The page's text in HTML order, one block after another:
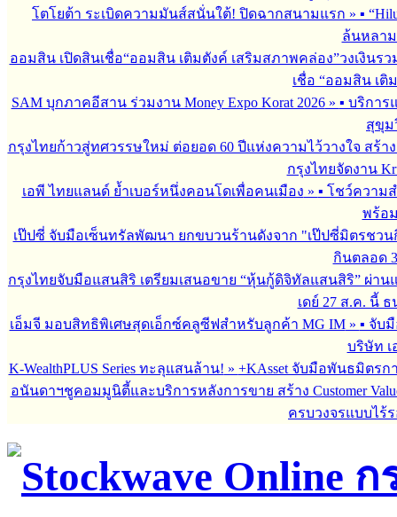
โตโยต้า ระเบิดความมันส์สนั่นใต้! ปิดฉากสนามแรก » ▪︎
ล้นหลาม
ออมสิน เปิดสินเชื่อ“ออมสิน เติมตังค์ เสริมสภาพคล่อง”วงเงินรว
เชื่อ “ออมสิน เติ
SAM บุกภาคอีสาน ร่วมงาน Money Expo Korat 2026» ▪︎ บริกา
สุขุม
กรุงไทยก้าวสู่ทศวรรษใหม่ ต่อยอด 60 ปีแห่งความไว้วางใจ สร้
กรุงไทยจัดงาน
เอพี ไทยแลนด์ ย้ำเบอร์หนึ่งคอนโดเพื่อคนเมือง » ▪︎ โชว์ความ
พร้อ
เป๊ปซี่ จับมือเซ็นทรัลพัฒนา ยกขบวนร้านดังจาก "เป๊ปซี่มิตรชว
กินตลอด
กรุงไทยจับมือแสนสิริ เตรียมเสนอขาย “หุ้นกู้ดิจิทัลแสนสิริ” ผ่าน
เดย์ 27 ส.ค. นี้
เอ็มจี มอบสิทธิพิเศษสุดเอ็กซ์คลูซีฟสำหรับลูกค้า MG IM» ▪︎ จับ
บริษัท เ
K-WealthPLUS Series ทะลุแสนล้าน! » +KAsset จับมือพันธมิตรการ
อนันดาฯชูคอมมูนิตี้และบริการหลังการขาย สร้าง Customer
ครบวงจรแบบไร้